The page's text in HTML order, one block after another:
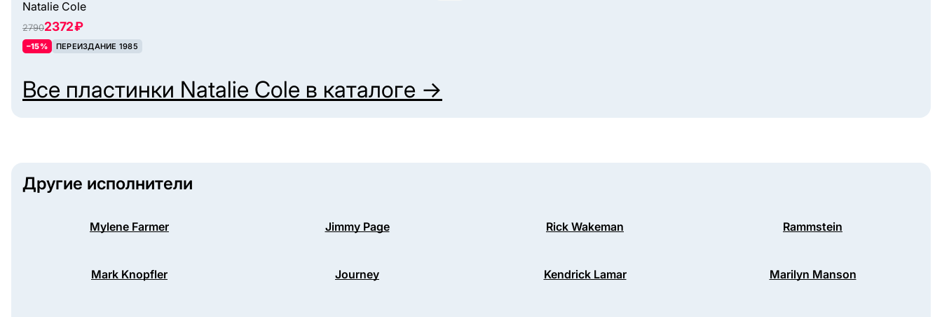
Natalie Cole
27902372 ₽
–15% ПЕРЕИЗДАНИЕ 1985
Все пластинки Natalie Cole в каталоге →
Другие исполнители
Mylene Farmer Jimmy Page Rick Wakeman Rammstein
Mark Knopfler Journey Kendrick Lamar Marilyn Manson